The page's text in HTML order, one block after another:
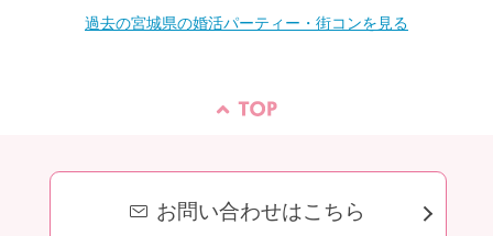
過去の宮城県の婚活パーティー・街コンを見る
お問い合わせはこちら